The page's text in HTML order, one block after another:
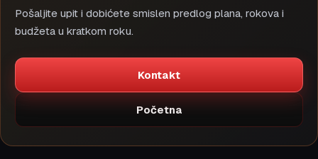
Pošaljite upit i dobićete smislen predlog plana, rokova i
budžeta u kratkom roku.
Kontakt
Početna